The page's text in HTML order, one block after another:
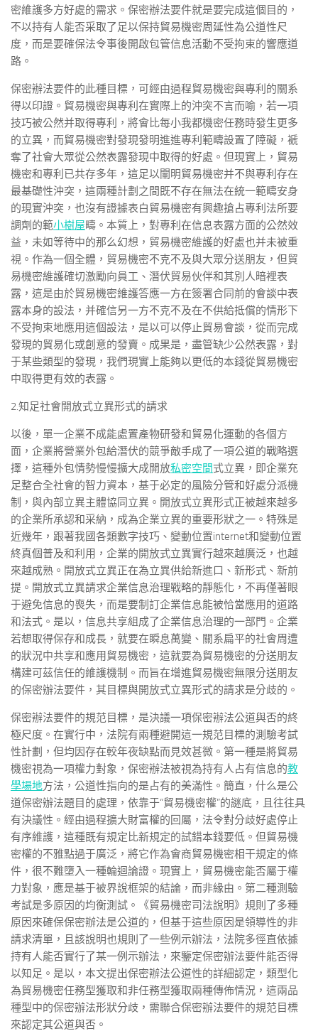
密維護多方好處的需求。保密辦法要件就是要完成這個目的，
不以持有人能否采取了足以保持貿易機密周延性為公道性尺
度，而是要確保法令事後開啟包管信息活動不受拘束的響應道
路。
保密辦法要件的此種目標，可經由過程貿易機密與專利的關系
得以印證。貿易機密與專利在實際上的沖突不言而喻，若一項
技巧被公然并取得專利，將會比每小我都機密任務時發生更多
的立異，而貿易機密對發現發明進進專利範疇設置了障礙，褫
奪了社會大眾從公然表露發現中取得的好處。但現實上，貿易
機密和專利已共存多年，這足以闡明貿易機密并不與專利存在
最基礎性沖突，這兩種計劃之間既不存在無法在統一範疇安身
的現實沖突，也沒有證據表白貿易機密有興趣搶占專利法所要
調劑的範小樹屋疇。本質上，對專利在信息表露方面的公然效
益，未如等待中的那么幻想，貿易機密維護的好處也并未被重
視。作為一個全體，貿易機密不克不及與大眾分送朋友，但貿
易機密維護確切激勵向員工、潛伏貿易伙伴和其別人暗裡表
露，這是由於貿易機密維護答應一方在簽署合同前的會談中表
露本身的設法，并確信另一方不克不及在不供給抵償的情形下
不受拘束地應用這個設法，是以可以停止貿易會談，從而完成
發現的貿易化或創意的發賣。成果是，盡管缺少公然表露，對
于某些類型的發現，我們現實上能夠以更低的本錢從貿易機密
中取得更有效的表露。
2.知足社會開放式立異形式的請求
以後，單一企業不成能處置產物研發和貿易化運動的各個方
面，企業將營業外包給潛伏的競爭敵手成了一項公道的戰略選
擇，這種外包情勢慢慢擴大成開放私密空間式立異，即企業充
足整合全社會的智力資本，基于必定的風險分管和好處分派機
制，與內部立異主體協同立異。開放式立異形式正被越來越多
的企業所承認和采納，成為企業立異的重要形狀之一。特殊是
近幾年，跟著我國各類數字技巧、變動位置internet和變動位置
終真個普及和利用，企業的開放式立異實行越來越廣泛，也越
來越成熟。開放式立異正在為立異供給新進口、新形式、新前
提。開放式立異請求企業信息治理戰略的靜態化，不再僅著眼
于避免信息的喪失，而是要制訂企業信息能被恰當應用的道路
和法式。是以，信息共享組成了企業信息治理的一部門。企業
若想取得保存和成長，就要在瞬息萬變、關系扁平的社會周遭
的狀況中共享和應用貿易機密，這就要為貿易機密的分送朋友
構建可茲信任的維護機制。而旨在增進貿易機密無限分送朋友
的保密辦法要件，其目標與開放式立異形式的請求是分歧的。
保密辦法要件的規范目標，是決議一項保密辦法公道與否的終
極尺度。在實行中，法院有兩種避開這一規范目標的測驗考試
性計劃，但均因存在較年夜缺點而見效甚微。第一種是將貿易
機密視為一項權力對象，保密辦法被視為持有人占有信息的教
學場地方法，公道性指向的是占有的美滿性。簡直，什么是公
道保密辦法題目的處理，依靠于“貿易機密權”的謎底，且往往具
有決議性。經由過程擴大財富權的回屬，法令對分歧好處停止
有序維護，這種既有規定比新規定的試錯本錢要低。但貿易機
密權的不雅點過于廣泛，將它作為會商貿易機密相干規定的條
件，很不難墮入一種輪迴論證。現實上，貿易機密能否屬于權
力對象，應是基于被界說框架的結論，而非緣由。第二種測驗
考試是多原因的均衡測試。《貿易機密司法說明》規則了多種
原因來確保保密辦法是公道的，但基于這些原因是領導性的非
請求清單，且該說明也規則了一些例示辦法，法院多徑直依據
持有人能否實行了某一例示辦法，來鑒定保密辦法要件能否得
以知足。是以，本文提出保密辦法公道性的詳細認定，類型化
為貿易機密任務型獲取和非任務型獲取兩種傳佈情況，這兩品
種型中的保密辦法形狀分歧，需聯合保密辦法要件的規范目標
來認定其公道與否。